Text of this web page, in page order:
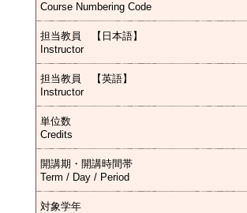
Course Numbering Code
担当教員 【日本語】
Instructor
担当教員 【英語】
Instructor
単位数
Credits
開講期・開講時間帯
Term / Day / Period
対象学年